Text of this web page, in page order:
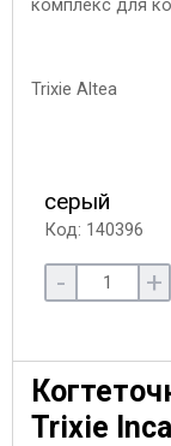
серый
Код: 140396
- +
Trixie Inca